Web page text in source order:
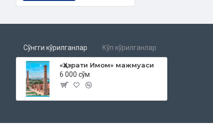
Сўнгги кўрилганлар Кўп кўрилганлар
«Ҳазрати Имом» мажмуаси
6 000 сўм